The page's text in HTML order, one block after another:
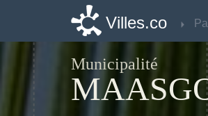
Villes.co
Municipalité
Villes.co